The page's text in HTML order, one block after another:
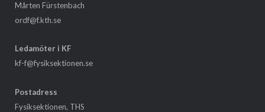
Mårten Fürstenbach
ordf@f.kth.se
Ledamöter i KF
kf-f@fysiksektionen.se
Postadress
Fysiksektionen, THS